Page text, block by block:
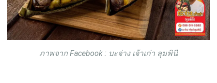
ภาพจาก Facebook : บะจ่าง เจ้าเก่า ลุมพินี